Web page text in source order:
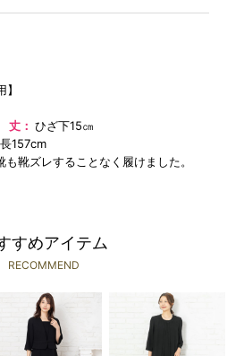
】
丈：ひざ下15㎝
157cm
靴ズレすることなく履けました。
すめアイテム
RECOMMEND